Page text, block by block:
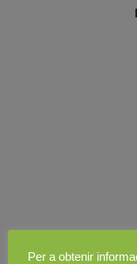
Per a obtenir